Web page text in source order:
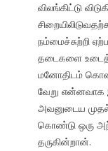
விலங்கிட்டு
நம்மைச்சுற்றி
தடைகளை
மனோதிடம்
வேறு என்னவாக
அவனுடைய
கொண்டு ஒரு
தருகின்றான்.